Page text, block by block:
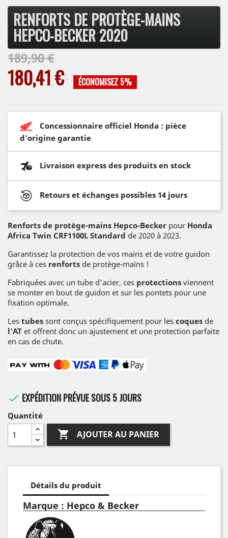
RENFORTS DE PROTÈGE-MAINS
HEPCO-BECKER 2020
189,90 €
180,41 € ÉCONOMISEZ 5%
Concessionnaire officiel Honda : pièce
d'origine garantie
Livraison express des produits en stock
Retours et échanges possibles 14 jours
Renforts de protège-mains Hepco-Becker pour Honda
Africa Twin CRF1100L Standard de 2020 à 2023.
Garantissez la protection de vos mains et de votre guidon
grâce à ces renforts de protège-mains !
Fabriquées avec un tube d'acier, ces protections viennent
se monter en bout de guidon et sur les pontets pour une
fixation optimale.
Les tubes sont conçus spécifiquement pour les coques de
l'AT et offrent donc un ajustement et une protection parfaite
en cas de chute.
 EXPÉDITION PRÉVUE SOUS 5 JOURS
Quantité
 AJOUTER AU PANIER
Détails du produit
Marque : Hepco & Becker